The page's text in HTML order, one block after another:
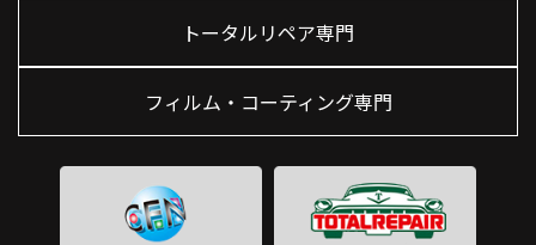
トータルリペア専門
フィルム・コーティング専門